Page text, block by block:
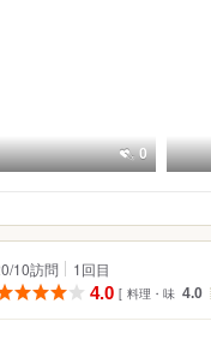
0
10訪問 1回目
4.0
料理・味 4.0